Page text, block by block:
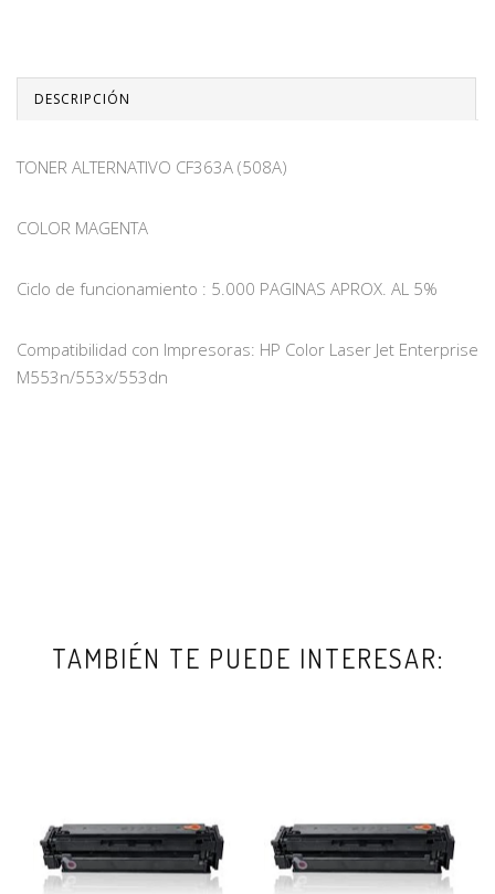
DESCRIPCIÓN
TONER ALTERNATIVO CF363A (508A)
COLOR MAGENTA
Ciclo de funcionamiento : 5.000 PAGINAS APROX. AL 5%
Compatibilidad con Impresoras: HP Color Laser Jet Enterprise
M553n/553x/553dn
TAMBIÉN TE PUEDE INTERESAR: